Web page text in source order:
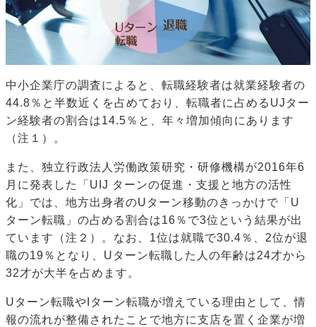
中小企業庁の調査によると、転職経験者は就業経験者の
44.8％と半数近くを占めており、転職者に占めるUJター
ン経験者の割合は14.5％と、年々増加傾向にあります
（注１）。
また、独立行政法人労働政策研究・研修機構が2016年6
月に発表した「UIJ ターンの促進・支援と地方の活性
化」では、地方出身者のUターン移動のきっかけで「U
ターン転職」の占める割合は16％で3位という結果が出
ています（注２）。なお、1位は就職で30.4％、2位が退
職の19％となり、Uターン転職した人の年齢は24才から
32才が大半を占めます。
Uターン転職やIターン転職が増えている理由として、情
報の流れが整備されたことで地方に支店を置く企業が増